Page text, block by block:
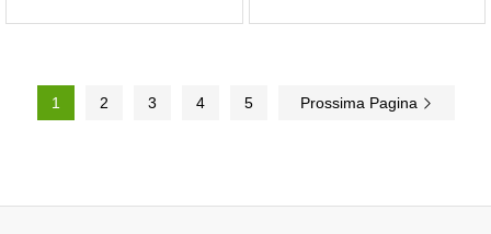
1 2 3 4 5 Prossima Pagina